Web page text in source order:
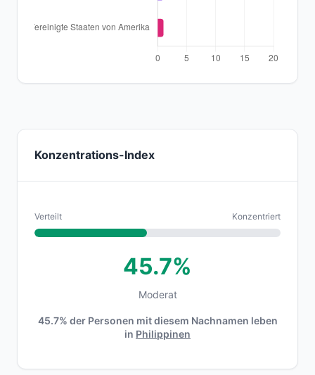
Konzentrations-Index
Verteilt Konzentriert
45.7%
Moderat
45.7% der Personen mit diesem Nachnamen leben
in Philippinen